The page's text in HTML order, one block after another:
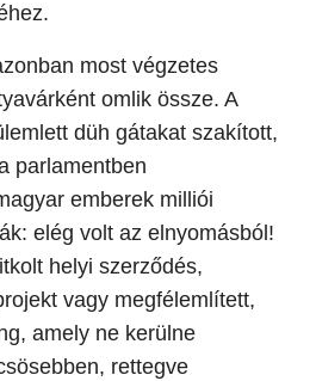
most végzetes
omlik össze. A
düh gátakat szakított,
parlamentben
emberek milliói
elég volt az elnyomásból!
helyi szerződés,
vagy megfélemlített,
amely ne kerülne
rettegve